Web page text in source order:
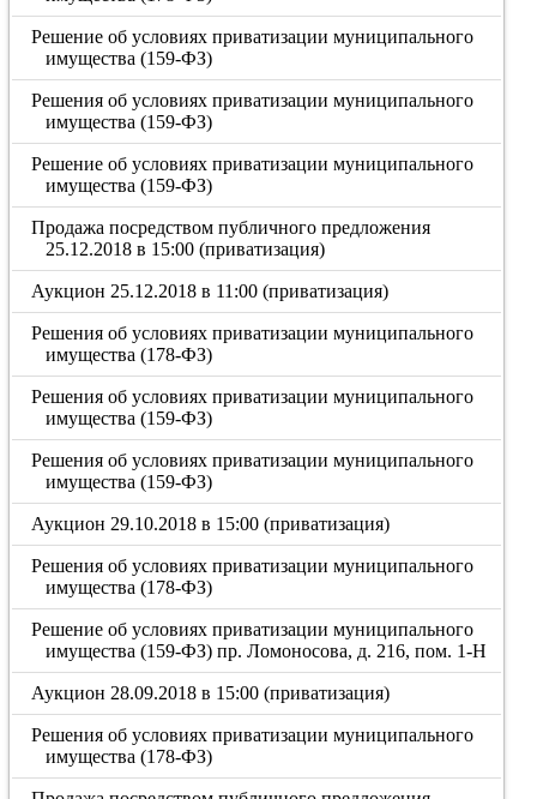
Решение об условиях приватизации муниципального
имущества (159-ФЗ)
Решения об условиях приватизации муниципального
имущества (159-ФЗ)
Решение об условиях приватизации муниципального
имущества (159-ФЗ)
Продажа посредством публичного предложения
25.12.2018 в 15:00 (приватизация)
Аукцион 25.12.2018 в 11:00 (приватизация)
Решения об условиях приватизации муниципального
имущества (178-ФЗ)
Решения об условиях приватизации муниципального
имущества (159-ФЗ)
Решения об условиях приватизации муниципального
имущества (159-ФЗ)
Аукцион 29.10.2018 в 15:00 (приватизация)
Решения об условиях приватизации муниципального
имущества (178-ФЗ)
Решение об условиях приватизации муниципального
имущества (159-ФЗ) пр. Ломоносова, д. 216, пом. 1-Н
Аукцион 28.09.2018 в 15:00 (приватизация)
Решения об условиях приватизации муниципального
имущества (178-ФЗ)